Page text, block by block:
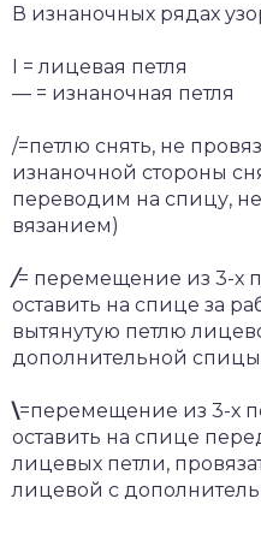
В изнаночных рядах
I = лицевая петля
— = изнаночная петля
/=петлю снять, не
изнаночной стороны
переводим на спицу,
вязанием)
/= перемещение из 3-х
оставить на спице за
вытянутую петлю
дополнительной
\=перемещение из 3-х
оставить на спице
лицевых петли,
лицевой с